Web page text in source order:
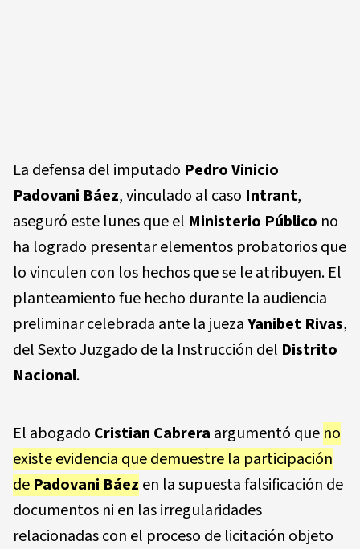
La defensa del imputado Pedro Vinicio
Padovani Báez, vinculado al caso Intrant,
aseguró este lunes que el Ministerio Público no
ha logrado presentar elementos probatorios que
lo vinculen con los hechos que se le atribuyen. El
planteamiento fue hecho durante la audiencia
preliminar celebrada ante la juezaYanibet Rivas,
del Sexto Juzgado de la Instrucción del Distrito
Nacional.
El abogado Cristian Cabrera argumentó que no
existe evidencia que demuestre la participación
de Padovani Báez en la supuesta falsificación de
documentos ni en las irregularidades
relacionadas con el proceso de licitación objeto